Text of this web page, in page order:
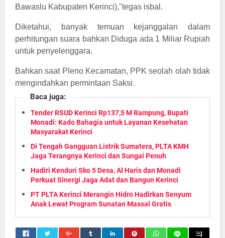
Bawaslu Kabupaten Kerinci),"tegas isbal.
Diketahui, banyak temuan kejanggalan dalam
perhitungan suara bahkan Diduga ada 1 Miliar Rupiah
untuk penyelenggara.
Bahkan saat Pleno Kecamatan, PPK seolah olah tidak
mengindahkan permintaan Saksi.
Baca juga:
Tender RSUD Kerinci Rp137,5 M Rampung, Bupati
Monadi: Kado Bahagia untuk Layanan Kesehatan
Masyarakat Kerinci
Di Tengah Gangguan Listrik Sumatera, PLTA KMH
Jaga Terangnya Kerinci dan Sungai Penuh
Hadiri Kenduri Sko 5 Desa, Al Haris dan Monadi
Perkuat Sinergi Jaga Adat dan Bangun Kerinci
PT PLTA Kerinci Merangin Hidro Hadirkan Senyum
Anak Lewat Program Sunatan Massal Gratis